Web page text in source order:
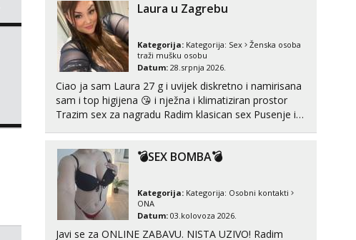
Vanesa
Čekam tvoj poziv!
Tel: 064/677-677 - Kod: #74
tel:0,93€ - mob:1,12€ min
Zara
Čekam tvoj poziv!
Anđela
Čekam tvoj poziv!
064/677-677
tel:0,93€ - mob:1,12€ min
možeš pranaći nešto po svojoj mjeri. Sexi videa s
kolegica...
Laura u Zagrebu
Kategorija: Kategorija: Sex
Ženska osoba
traži mušku osobu
Datum: 28.srpnja 2026.
Ciao ja sam Laura 27 g i uvijek diskretno i namirisana
sam i top higijena 😘 i nježna i klimatiziran prostor
Trazim sex za nagradu Radim klasican sex Pusenje i
neljubim se Wha...💣SEX BOMBA💣
Kategorija: Kategorija: Osobni kontakti
ONA
Datum: 03.kolovoza 2026.
Javi se za ONLINE ZABAVU. NISTA UZIVO! Radim